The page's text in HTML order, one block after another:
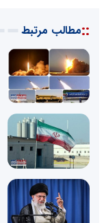
::مطالب مرتبط